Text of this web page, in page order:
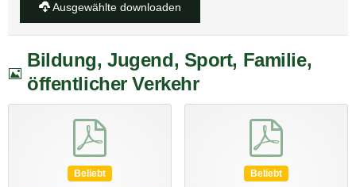
Ausgewählte downloaden
Bild
Bildung, Jugend, Sport, Familie,
öffentlicher Verkehr
Beliebt Beliebt